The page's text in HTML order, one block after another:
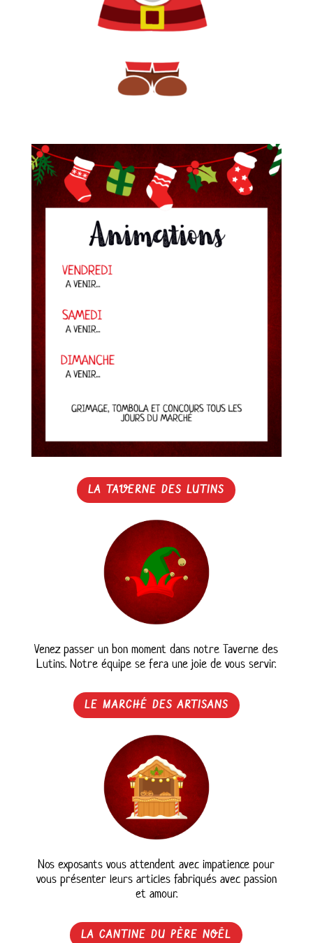
LA TAVERNE DES LUTINS
Venez passer un bon moment dans notre Taverne des
Lutins. Notre équipe se fera une joie de vous servir.
LE MARCHÉ DES ARTISANS
Nos exposants vous attendent avec impatience pour
vous présenter leurs articles fabriqués avec passion
et amour.
LA CANTINE DU PÈRE NOËL